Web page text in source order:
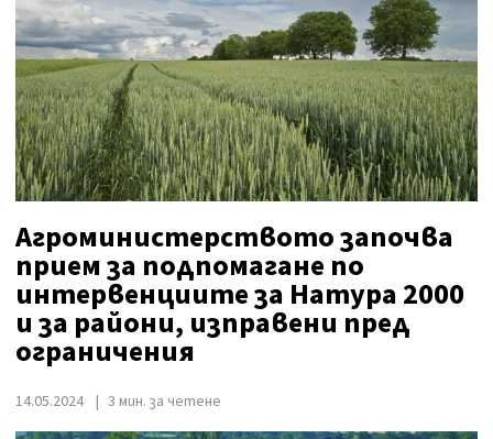
Агроминистерството започва
прием за подпомагане по
интервенциите за Натура 2000
и за райони, изправени пред
ограничения
14.05.2024 3 мин. за четене